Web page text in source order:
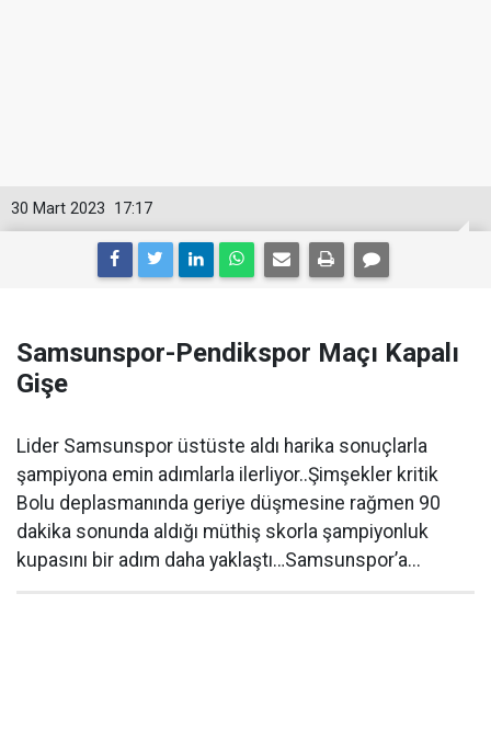
17:17
30 Mart 2023
Samsunspor-Pendikspor Maçı Kapalı
Gişe
Lider Samsunspor üstüste aldı harika sonuçlarla
şampiyona emin adımlarla ilerliyor..Şimşekler kritik
Bolu deplasmanında geriye düşmesine rağmen 90
dakika sonunda aldığı müthiş skorla şampiyonluk
kupasını bir adım daha yaklaştı…Samsunspor’a...